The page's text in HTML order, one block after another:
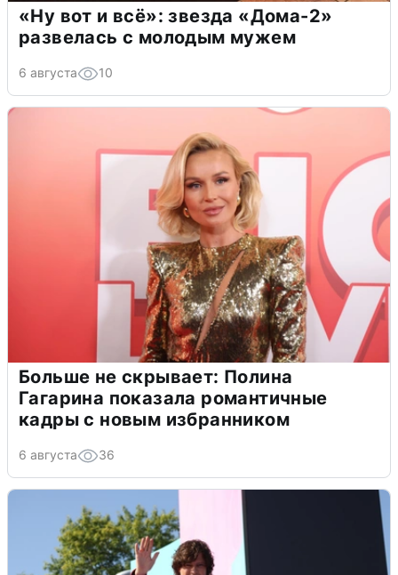
«Ну вот и всё»: звезда «Дома-2»
развелась с молодым мужем
6 августа 10
Больше не скрывает: Полина
Гагарина показала романтичные
кадры с новым избранником
6 августа 36